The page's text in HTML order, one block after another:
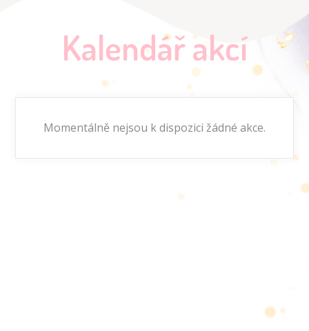
Kalendář akcí
Momentálně nejsou k dispozici žádné akce.